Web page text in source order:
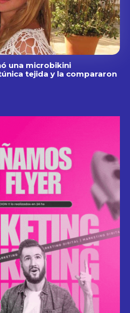
una microbikini
tejida y la compararon